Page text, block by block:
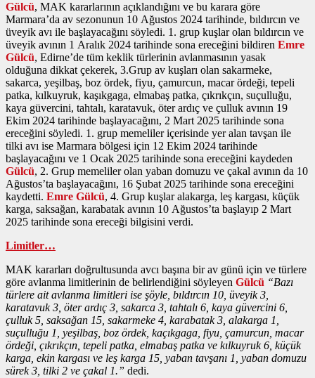
Gülcü, MAK kararlarının açıklandığını ve bu karara göre
Marmara’da av sezonunun 10 Ağustos 2024 tarihinde, bıldırcın ve
üveyik avı ile başlayacağını söyledi. 1. grup kuşlar olan bıldırcın ve
üveyik avının 1 Aralık 2024 tarihinde sona ereceğini bildiren Emre
Gülcü, Edirne’de tüm keklik türlerinin avlanmasının yasak
olduğuna dikkat çekerek, 3.Grup av kuşları olan sakarmeke,
sakarca, yeşilbaş, boz ördek, fiyu, çamurcun, macar ördeği, tepeli
patka, kılkuyruk, kaşıkgaga, elmabaş patka, çıkrıkçın, suçulluğu,
kaya güvercini, tahtalı, karatavuk, öter ardıç ve çulluk avının 19
Ekim 2024 tarihinde başlayacağını, 2 Mart 2025 tarihinde sona
ereceğini söyledi. 1. grup memeliler içerisinde yer alan tavşan ile
tilki avı ise Marmara bölgesi için 12 Ekim 2024 tarihinde
başlayacağını ve 1 Ocak 2025 tarihinde sona ereceğini kaydeden
Gülcü, 2. Grup memeliler olan yaban domuzu ve çakal avının da 10
Ağustos’ta başlayacağını, 16 Şubat 2025 tarihinde sona ereceğini
kaydetti. Emre Gülcü, 4. Grup kuşlar alakarga, leş kargası, küçük
karga, saksağan, karabatak avının 10 Ağustos’ta başlayıp 2 Mart
2025 tarihinde sona ereceği bilgisini verdi.
Limitler…
MAK kararları doğrultusunda avcı başına bir av günü için ve türlere
göre avlanma limitlerinin de belirlendiğini söyleyen Gülcü “Bazı
türlere ait avlanma limitleri ise şöyle, bıldırcın 10, üveyik 3,
karatavuk 3, öter ardıç 3, sakarca 3, tahtalı 6, kaya güvercini 6,
çulluk 5, saksağan 15, sakarmeke 4, karabatak 3, alakarga 1,
suçulluğu 1, yeşilbaş, boz ördek, kaçıkgaga, fiyu, çamurcun, macar
ördeği, çıkrıkçın, tepeli patka, elmabaş patka ve kılkuyruk 6, küçük
karga, ekin kargası ve leş karga 15, yaban tavşanı 1, yaban domuzu
sürek 3, tilki 2 ve çakal 1.” dedi.